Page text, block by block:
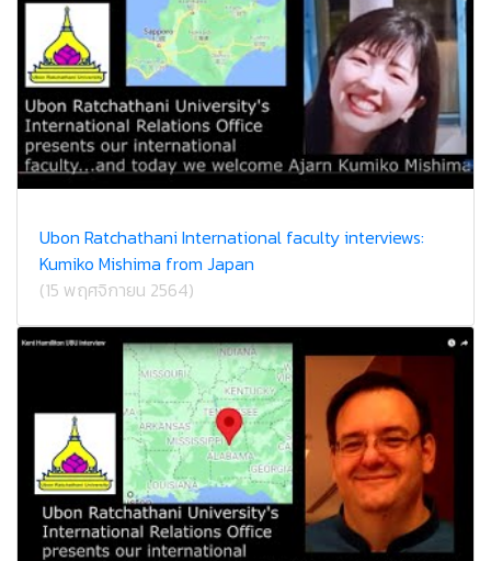
Ubon Ratchathani International faculty interviews:
Kumiko Mishima from Japan
(15 พฤศจิกายน 2564)